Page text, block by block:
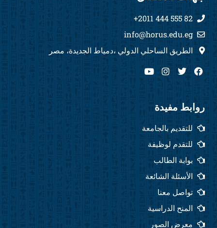
82 555 444 2011+
info@horus.edu.eg
الطريق الساحلي الدولي ،دمياط الجديدة، مصر
F
a
b
o
o
k
T
w
t
e
I
n
a
g
a
m
Y
o
روابط مفيدة
للتقديم بالجامعة
للتقدم لوظيفة
بوابة الطالب
الأسئلة الشائعة
تواصل معنا
المنح الدراسية
معرض الصور